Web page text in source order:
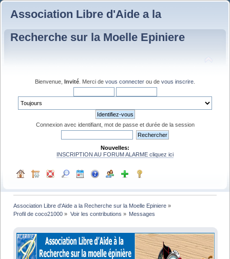
Association Libre d'Aide a la
Recherche sur la Moelle Epiniere
Bienvenue, Invité . Merci de vous connecter ou de vous inscrire
Connexion avec identifiant, mot de passe et durée de la session
Nouvelles:
INSCRIPTION AU FORUM ALARME cliquez ici
Association Libre d'Aide a la Recherche sur la Moelle Epiniere »
Profil de coco21000 » Voir les contributions » Messages